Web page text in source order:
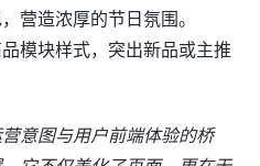
营造浓厚的节日氛围。
模块样式，突出新品或主推
意图与用户前端体验的桥